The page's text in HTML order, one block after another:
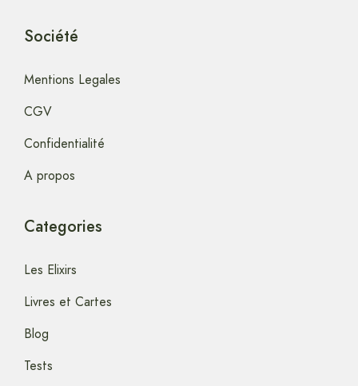
Société
Mentions Legales
CGV
Confidentialité
A propos
Categories
Les Elixirs
Livres et Cartes
Blog
Tests